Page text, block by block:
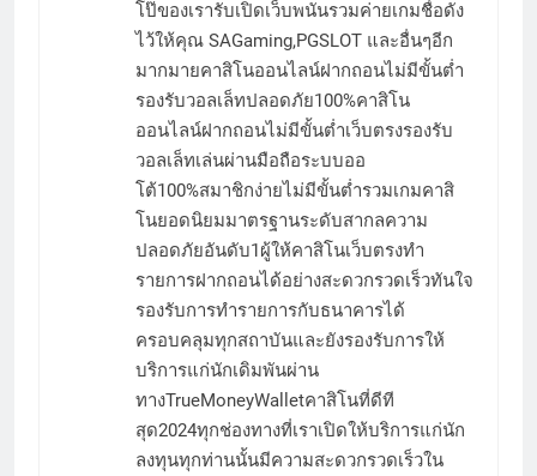
โป๊ของเรารับเปิดเว็บพนันรวมค่ายเกมชื่อดัง
ไว้ให้คุณ SAGaming,PGSLOT และอื่นๆอีก
มากมายคาสิโนออนไลน์ฝากถอนไม่มีขั้นต่ำ
รองรับวอลเล็ทปลอดภัย100%คาสิโน
ออนไลน์ฝากถอนไม่มีขั้นต่ำเว็บตรงรองรับ
วอลเล็ทเล่นผ่านมือถือระบบออ
โต้100%สมาชิกง่ายไม่มีขั้นต่ำรวมเกมคาสิ
โนยอดนิยมมาตรฐานระดับสากลความ
ปลอดภัยอันดับ1ผู้ให้คาสิโนเว็บตรงทำ
รายการฝากถอนได้อย่างสะดวกรวดเร็วทันใจ
รองรับการทำรายการกับธนาคารได้
ครอบคลุมทุกสถาบันและยังรองรับการให้
บริการแก่นักเดิมพันผ่าน
ทางTrueMoneyWalletคาสิโนที่ดีที
สุด2024ทุกช่องทางที่เราเปิดให้บริการแก่นัก
ลงทุนทุกท่านนั้นมีความสะดวกรวดเร็วใน